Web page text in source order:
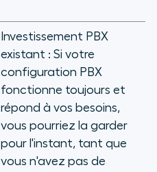
Investissement PBX
existant : Si votre
configuration PBX
fonctionne toujours et
répond à vos besoins,
vous pourriez la garder
pour l'instant, tant que
vous n'avez pas de